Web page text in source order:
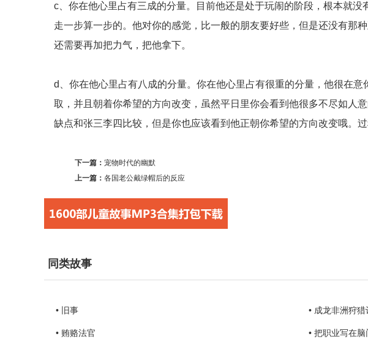
c、你在他心里占有三成的分量。目前他还是处于玩闹的阶段，根本就
走一步算一步的。他对你的感觉，比一般的朋友要好些，但是还没有那
还需要再加把力气，把他拿下。
d、你在他心里占有八成的分量。你在他心里占有很重的分量，他很在
取，并且朝着你希望的方向改变，虽然平日里你会看到他很多不尽如人
缺点和张三李四比较，但是你也应该看到他正朝你希望的方向改变哦。过
下一篇： 宠物时代的幽默
上一篇： 各国老公戴绿帽后的反应
同类故事
• 旧事 • 成龙非洲狩猎
• 贿赂法官 • 把职业写在脑